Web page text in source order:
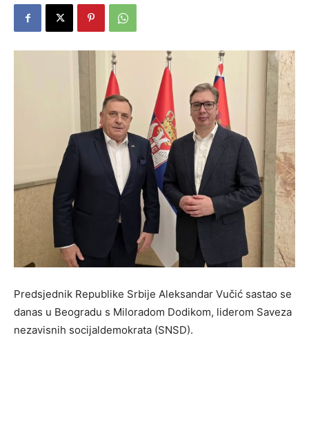
Predsjednik Republike Srbije Aleksandar Vučić sastao se
danas u Beogradu s Miloradom Dodikom, liderom Saveza
nezavisnih socijaldemokrata (SNSD).